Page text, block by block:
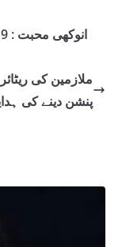
پنشن دینے کی